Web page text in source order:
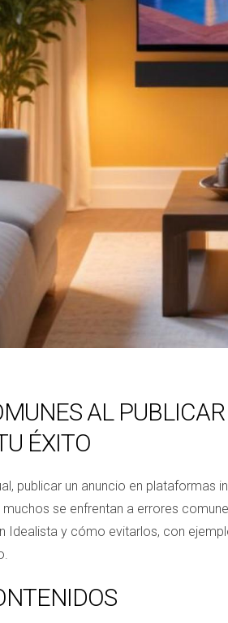
AL
ÉXITO
publicar un anuncio en
muchos se enfrentan a errores
Idealista y cómo evitarlos, con